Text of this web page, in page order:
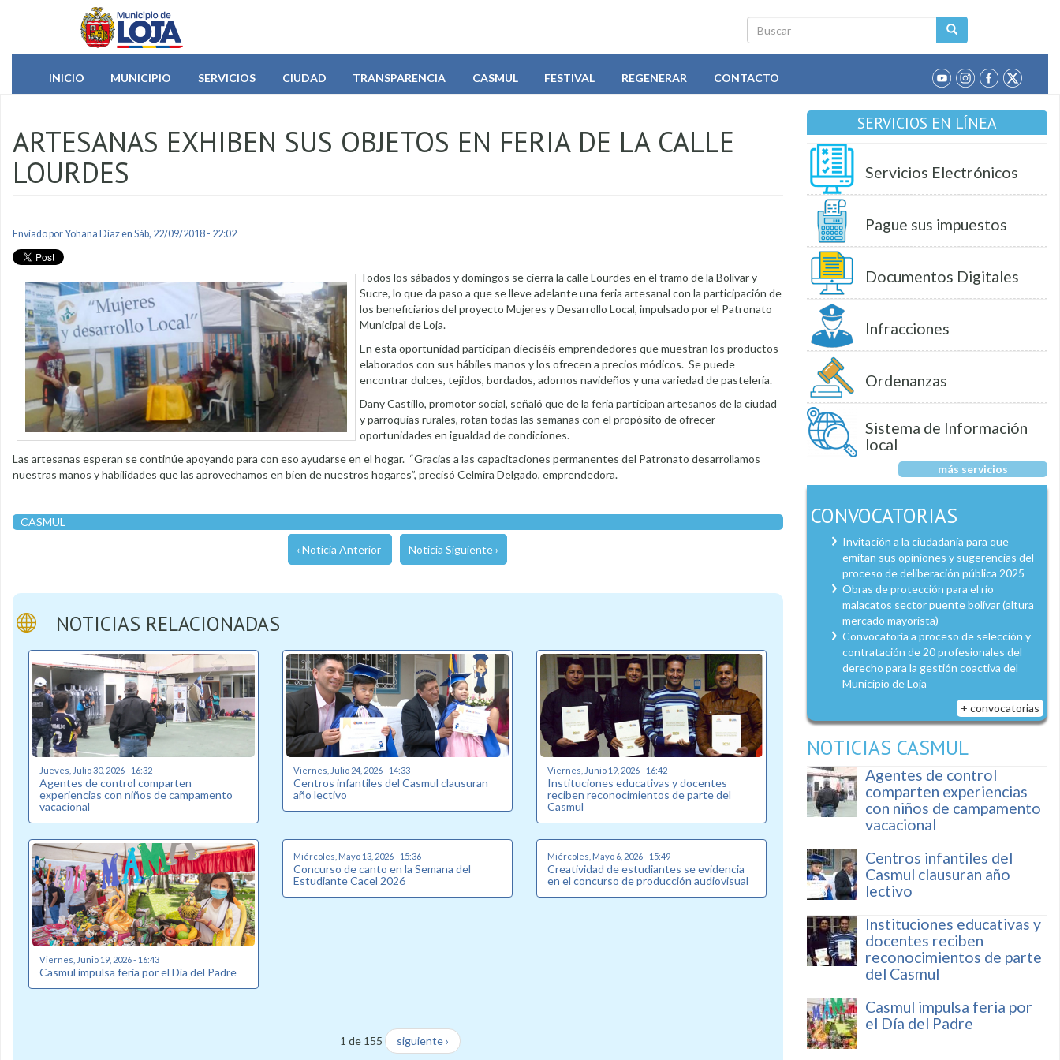
Pasar al contenido principal
Buscar
INICIO
MUNICIPIO SERVICIOS CIUDAD TRANSPARENCIA CASMUL FESTIVAL REGENERAR CONTACTO
ARTESANAS EXHIBEN SUS OBJETOS EN FERIA DE LA CALLE
LOURDES
Enviado porYohana Diazen Sáb, 22/09/2018 - 22:02
Todos los sábados y domingos se cierra la calle Lourdes en el tramo de la Bolívar y
Sucre, lo que da paso a que se lleve adelante una feria artesanal con la participación de
los beneficiarios del proyecto Mujeres y Desarrollo Local, impulsado por el Patronato
Municipal de Loja.
En esta oportunidad participan dieciséis emprendedores que muestran los productos
elaborados con sus hábiles manos y los ofrecen a precios módicos. Se puede
encontrar dulces, tejidos, bordados, adornos navideños y una variedad de pastelería.
Dany Castillo, promotor social, señaló que de la feria participan artesanos de la ciudad
y parroquias rurales, rotan todas las semanas con el propósito de ofrecer
oportunidades en igualdad de condiciones.
Las artesanas esperan se continúe apoyando para con eso ayudarse en el hogar. “Gracias a las capacitaciones permanentes del Patronato desarrollamos
nuestras manos y habilidades que las aprovechamos en bien de nuestros hogares”, precisó Celmira Delgado, emprendedora.
CASMUL
‹ Noticia Anterior Noticia Siguiente ›
NOTICIAS RELACIONADAS
Jueves, Julio 30, 2026 - 16:32
Agentes de control comparten
experiencias con niños de campamento
vacacional
Viernes, Julio 24, 2026 - 14:33
Centros infantiles del Casmul clausuran
año lectivo
Viernes, Junio 19, 2026 - 16:42
Instituciones educativas y docentes
reciben reconocimientos de parte del
Casmul
Viernes, Junio 19, 2026 - 16:43
Casmul impulsa feria por el Día del Padre
Miércoles, Mayo 13, 2026 - 15:36
Concurso de canto en la Semana del
Estudiante Cacel 2026
Miércoles, Mayo 6, 2026 - 15:49
Creatividad de estudiantes se evidencia
en el concurso de producción audiovisual
1 de 155 siguiente ›
SERVICIOS EN LÍNEA
Servicios Electrónicos
Pague sus impuestos
Documentos Digitales
Infracciones
Ordenanzas
Sistema de Información
local
más servicios
CONVOCATORIAS
Invitación a la ciudadanía para que
emitan sus opiniones y sugerencias del
proceso de deliberación pública 2025
Obras de protección para el río
malacatos sector puente bolívar (altura
mercado mayorista)
Convocatoria a proceso de selección y
contratación de 20 profesionales del
derecho para la gestión coactiva del
Municipio de Loja
+ convocatorias
NOTICIAS CASMUL
Agentes de control
comparten experiencias
con niños de campamento
vacacional
Centros infantiles del
Casmul clausuran año
lectivo
Instituciones educativas y
docentes reciben
reconocimientos de parte
del Casmul
Casmul impulsa feria por
el Día del Padre